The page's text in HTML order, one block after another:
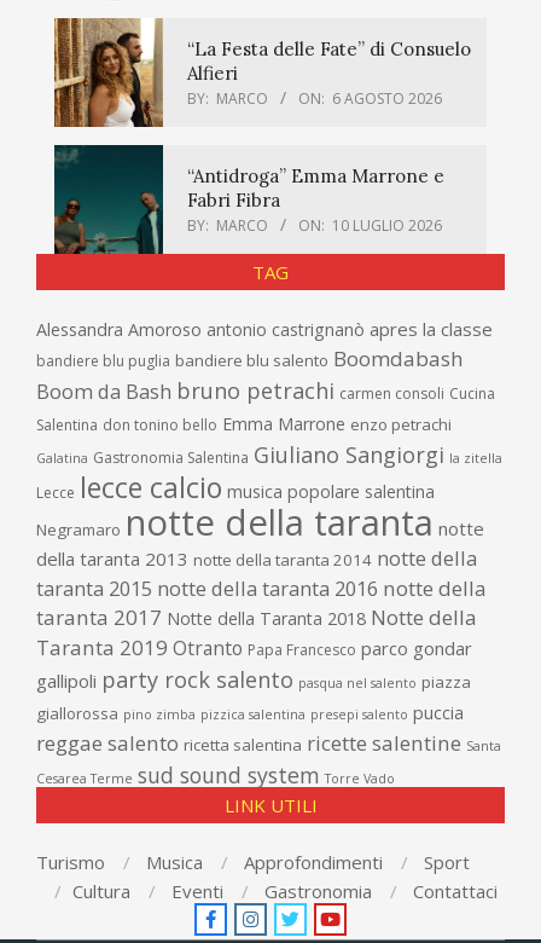
“La Festa delle Fate” di Consuelo
Alfieri
BY: MARCO ON: 6 AGOSTO 2026
“Antidroga” Emma Marrone e
Fabri Fibra
BY: MARCO ON: 10 LUGLIO 2026
TAG
Alessandra Amoroso antonio castrignanò apres la classe
bandiere blu puglia bandiere blu salento Boomdabash
Boom da Bash bruno petrachi carmen consoli Cucina
Salentina don tonino bello Emma Marrone enzo petrachi
Galatina Gastronomia Salentina Giuliano Sangiorgi la zitella
Lecce lecce calcio musica popolare salentina
Negramaro notte della taranta notte
della taranta 2013 notte della taranta 2014 notte della
taranta 2015 notte della taranta 2016 notte della
taranta 2017 Notte della Taranta 2018 Notte della
Taranta 2019 Otranto Papa Francesco parco gondar
gallipoli party rock salento pasqua nel salento piazza
giallorossa pino zimba pizzica salentina presepi salento puccia
reggae salento ricetta salentina ricette salentine Santa
Cesarea Terme sud sound system Torre Vado
LINK UTILI
Turismo Musica Approfondimenti
Sport
Cultura
Eventi Gastronomia Contattaci